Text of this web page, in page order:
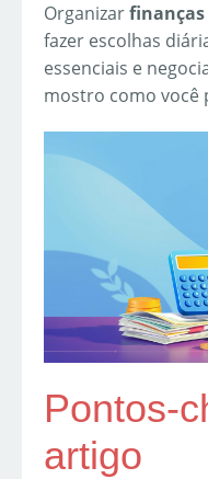
Organizarfinanças
fazer escolhas
essenciais e
mostro como você
Pontos-
artigo